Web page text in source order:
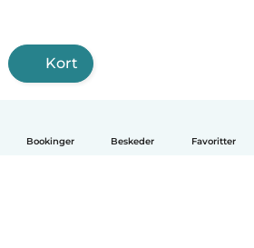
Bookinger Beskeder Favoritter
Kort